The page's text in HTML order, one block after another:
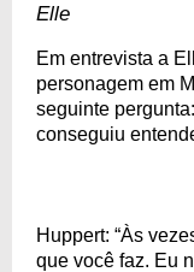
Elle
Em entrevista a
personagem em
seguinte
conseguiu
Huppert: “Às
que você faz. Eu